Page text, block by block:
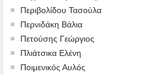
Περιβολίδου Τασούλα
Περνιδάκη Βάλια
Πετούσης Γεώργιος
Πλιάτσικα Ελένη
Ποιμενικός Αυλός